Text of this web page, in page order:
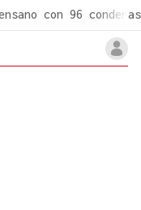
con 96 condenas